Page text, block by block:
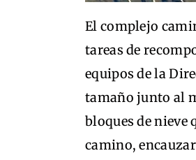
El complejo
tareas de
equipos de la
tamaño junto al
bloques de nieve
camino,